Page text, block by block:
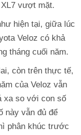
vượt mặt.
hiện tại, giữa lúc
Veloz có khả
tháng cuối năm.
còn trên thực tế,
của Veloz vẫn
xa so với con số
này vẫn đủ để
phân khúc trước